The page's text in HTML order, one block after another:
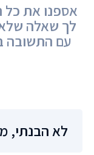
לא הבנתי,
אספנו את
לך שאלה שלא
עם התשובה